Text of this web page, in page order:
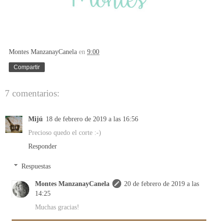
Montes ManzanayCanela en 9:00
Compartir
7 comentarios:
Mijú 18 de febrero de 2019 a las 16:56
Precioso quedo el corte :-)
Responder
Respuestas
Montes ManzanayCanela
20 de febrero de 2019 a las
14:25
Muchas gracias!